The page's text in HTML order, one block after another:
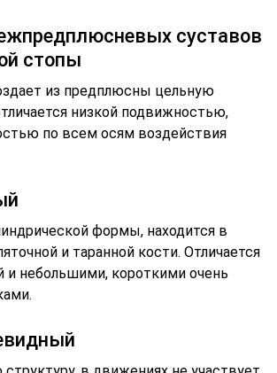
суставов
стопы
из предплюсны цельную
низкой подвижностью,
по всем осям воздействия
формы, находится в
и таранной кости. Отличается
и небольшими, короткими очень